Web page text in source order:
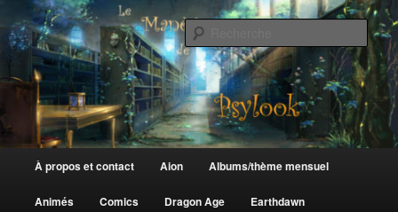
au
contenu
principalLe Manège de Psylook
principal
À propos et contact Aion Albums/thème mensuel
Animés Comics Dragon Age Earthdawn